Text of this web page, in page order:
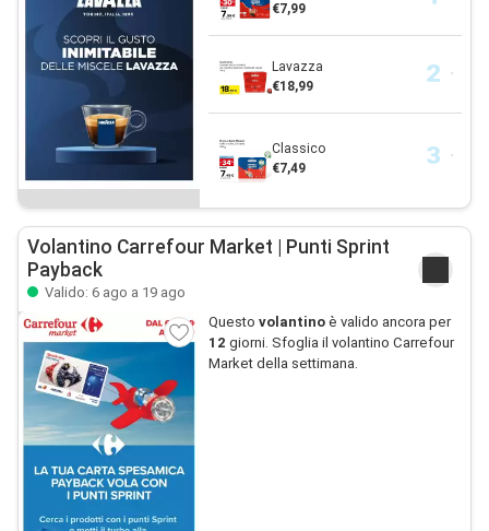
€7,99
Lavazza
€18,99
Classico
€7,49
Volantino Carrefour Market | Punti Sprint
Payback
Valido: 6 ago a 19 ago
Questo volantinoè valido ancora per
12 giorni. Sfoglia il volantino Carrefour
Market della settimana.